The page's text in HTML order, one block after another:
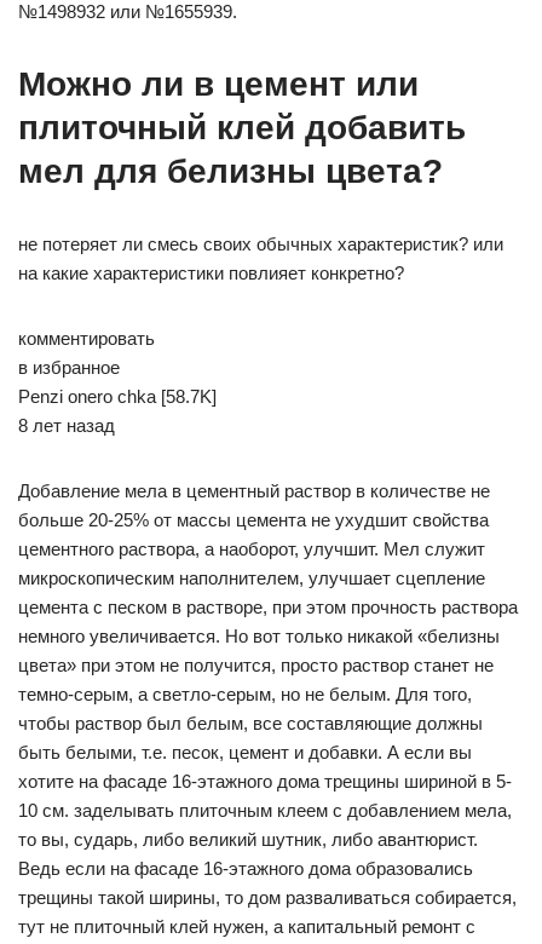
№1498932 или №1655939.
Можно ли в цемент или
плиточный клей добавить
мел для белизны цвета?
не потеряет ли смесь своих обычных характеристик? или
на какие характеристики повлияет конкретно?
комментировать
в избранное
Penzi­ onero­ chka [58.7K]
8 лет назад
Добавление мела в цементный раствор в количестве не
больше 20-25% от массы цемента не ухудшит свойства
цементного раствора, а наоборот, улучшит. Мел служит
микроскопическим наполнителем, улучшает сцепление
цемента с песком в растворе, при этом прочность раствора
немного увеличивается. Но вот только никакой «белизны
цвета» при этом не получится, просто раствор станет не
темно-серым, а светло-серым, но не белым. Для того,
чтобы раствор был белым, все составляющие должны
быть белыми, т.е. песок, цемент и добавки. А если вы
хотите на фасаде 16-этажного дома трещины шириной в 5-
10 см. заделывать плиточным клеем с добавлением мела,
то вы, сударь, либо великий шутник, либо авантюрист.
Ведь если на фасаде 16-этажного дома образовались
трещины такой ширины, то дом разваливаться собирается,
тут не плиточный клей нужен, а капитальный ремонт с